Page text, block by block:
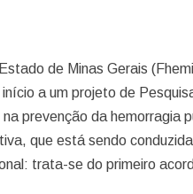
de Minas Gerais
início a um projeto de
prevenção da hemorragia
que está sendo
trata-se do primeiro